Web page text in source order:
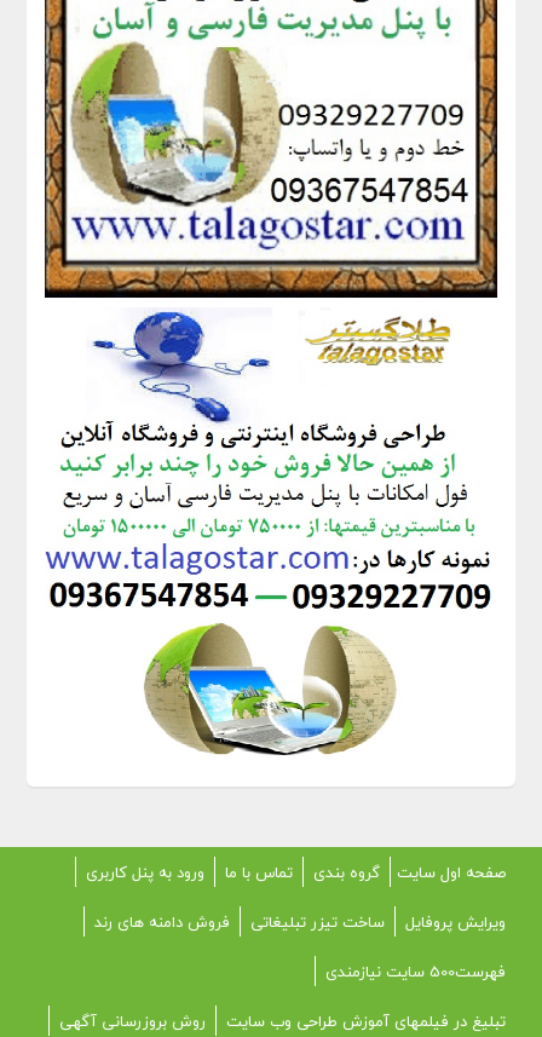
صفحه اول سایت گروه بندی تماس با ما
ورود به پنل کاربری
ویرایش پروفایل
ساخت تیزر تبلیغاتی
فروش دامنه های رند
فهرست500 سایت نیازمندی
تبلیغ در فیلمهای آموزش طراحی وب سایت
روش بروزرسانی آگهی